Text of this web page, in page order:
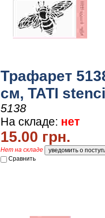
Трафарет
см, TATI
5138
На складе: нет
15.00 грн.
Нет на складе
Сравнить